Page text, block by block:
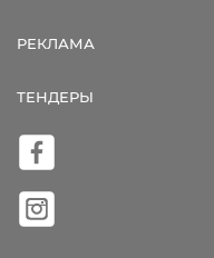
РЕКЛАМА
ТЕНДЕРЫ